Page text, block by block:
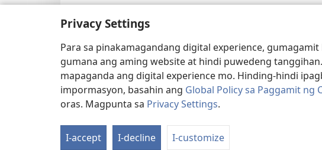
Privacy Settings
Para sa pinakamagandang digital experience,
gumana ang aming website at hindi puwedeng
mapaganda ang digital experience mo. Hinding-hindi
impormasyon, basahin ang Global Policy sa Paggamit ng
oras. Magpunta sa Privacy Settings.
I-accept I-decline I-customize
Pagbabasa ng
Drama
Copyright © 2026 Watch Tower Bible and Tract